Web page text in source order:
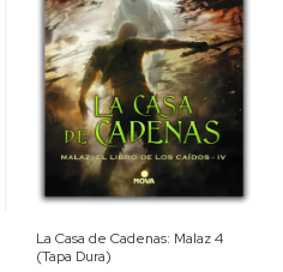
La Casa de Cadenas: Malaz 4
(Tapa Dura)